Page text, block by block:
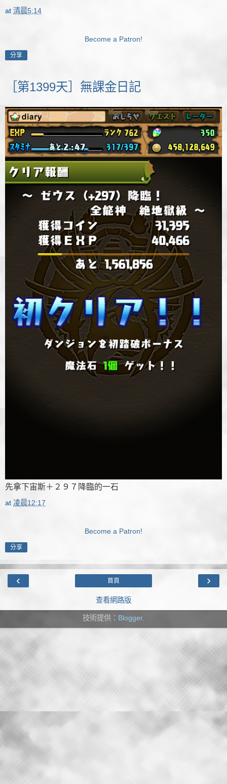
at 清晨5:14
Become a Patron!
分享
［第1399天］無課金日記
先拿下宙斯＋２９７降臨的一石
at 凌晨12:17
Become a Patron!
分享
‹ ›
首頁
查看網路版
技術提供： Blogger.